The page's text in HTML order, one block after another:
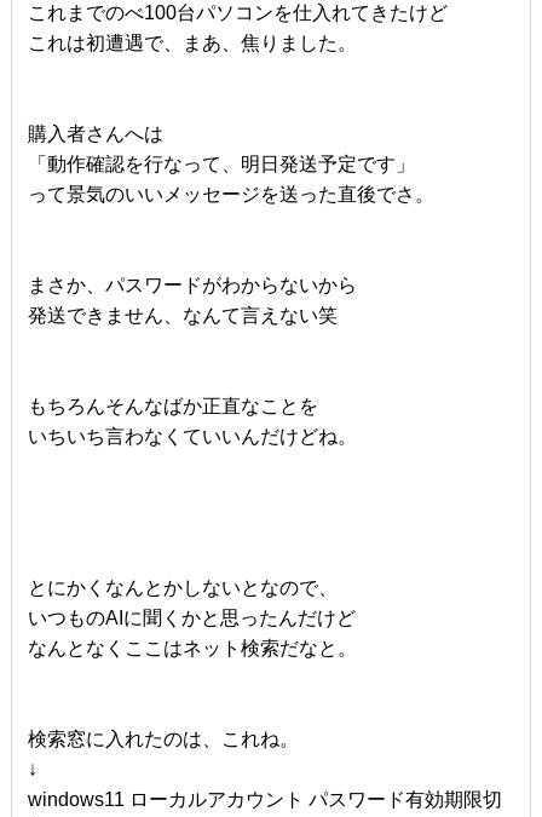
これまでのべ100台パソコンを仕入れてきたけど
これは初遭遇で、まあ、焦りました。
購入者さんへは
「動作確認を行なって、明日発送予定です」
って景気のいいメッセージを送った直後でさ。
まさか、パスワードがわからないから
発送できません、なんて言えない笑
もちろんそんなばか正直なことを
いちいち言わなくていいんだけどね。
とにかくなんとかしないとなので、
いつものAIに聞くかと思ったんだけど
なんとなくここはネット検索だなと。
検索窓に入れたのは、これね。
↓
windows11 ローカルアカウント パスワード有効期限切